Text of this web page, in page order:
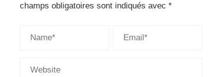
champs obligatoires sont indiqués avec *